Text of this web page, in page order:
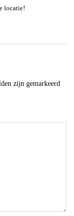
locatie!
zijn gemarkeerd